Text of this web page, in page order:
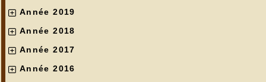
Année 2019
Année 2018
Année 2017
Année 2016